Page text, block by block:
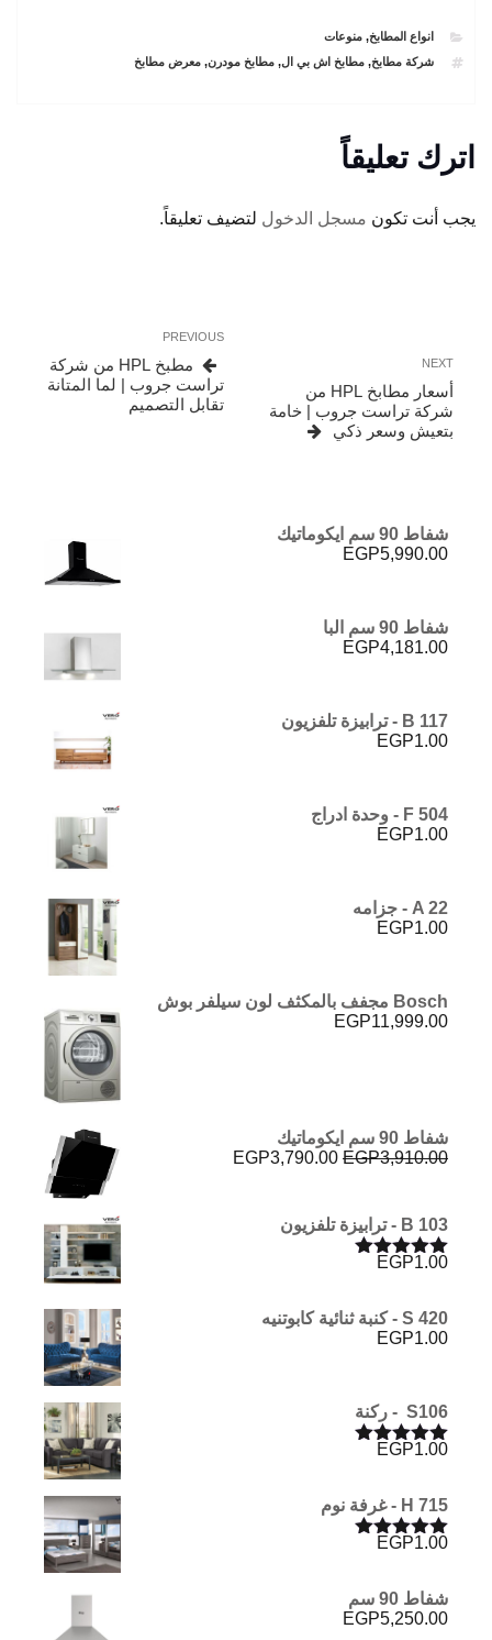
CATEGORIES
انواع المطابخ,منوعات
TAGS
شركة مطابخ,مطابخ اش بي ال,مطابخ مودرن,معرض مطابخ
اترك تعليقاً
يجب أنت تكون مسجل الدخول لتضيف تعليقاً.
المقالات
Previous
Post
PREVIOUS
مطبخ HPL من شركة
تراست جروب | لما المتانة
تقابل التصميم
Next
Post
NEXT
أسعار مطابخ HPL من
شركة تراست جروب | خامة
بتعيش وسعر ذكي
شفاط 90 سم ايكوماتيك
EGP5,990.00
شفاط 90 سم البا
EGP4,181.00
B 117 - ترابيزة تلفزيون
EGP1.00
F 504 - وحدة ادراج
EGP1.00
A 22 - جزامه
EGP1.00
Bosch مجفف بالمكثف لون سيلفر بوش
EGP11,999.00
شفاط 90 سم ايكوماتيك
EGP3,910.00
السعر
EGP3,910.00.
EGP3,790.00
B 103 - ترابيزة تلفزيون
تم التقييم
EGP1.00
S 420 - كنبة ثنائية كابوتنيه
EGP1.00
S106 - ركنة
تم التقييم
EGP1.00
H 715 - غرفة نوم
تم التقييم
EGP1.00
شفاط 90 سم
EGP5,250.00